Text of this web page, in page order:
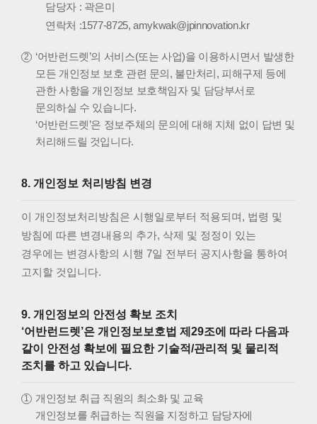
담당자 : 곽은미
연락처 :1577-8725, amykwak@jpinnovation.kr
‘어반런드렛’의 서비스(또는 사업)을 이용하시면서 발생한
모든 개인정보 보호 관련 문의, 불만처리, 피해구제 등에
관한 사항을 개인정보 보호책임자 및 담당부서로
문의하실 수 있습니다.
‘어반런드렛’은 정보주체의 문의에 대해 지체 없이 답변 및
처리해드릴 것입니다.
8. 개인정보 처리방침 변경
이 개인정보처리방침은 시행일로부터 적용되며, 법령 및
방침에 따른 변경내용의 추가, 삭제 및 정정이 있는
경우에는 변경사항의 시행 7일 전부터 공지사항을 통하여
고지할 것입니다.
9. 개인정보의 안전성 확보 조치
‘어반런드렛’은 개인정보보호법 제29조에 따라 다음과
같이 안전성 확보에 필요한 기술적/관리적 및 물리적
조치를 하고 있습니다.
개인정보 취급 직원의 최소화 및 교육
개인정보를 취급하는 직원을 지정하고 담당자에